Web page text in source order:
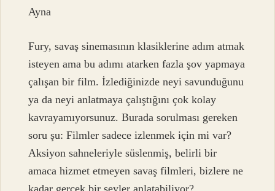
Ayna
Fury, savaş sinemasının klasiklerine adım atmak
isteyen ama bu adımı atarken fazla şov yapmaya
çalışan bir film. İzlediğinizde neyi savunduğunu
ya da neyi anlatmaya çalıştığını çok kolay
kavrayamıyorsunuz. Burada sorulması gereken
soru şu: Filmler sadece izlenmek için mi var?
Aksiyon sahneleriyle süslenmiş, belirli bir
amaca hizmet etmeyen savaş filmleri, bizlere ne
kadar gerçek bir şeyler anlatabiliyor?